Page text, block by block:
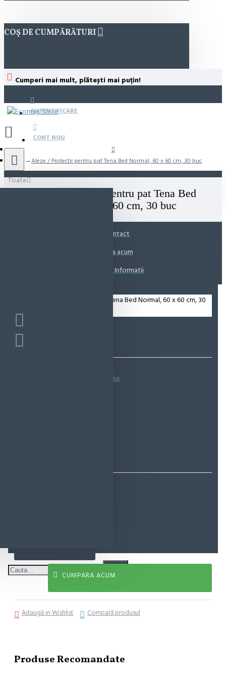
COȘ DE CUMPĂRĂTURI
Cumperi mai mult, plătești mai puțin!
AUTENTIFICARE
CONT NOU
Toate
Aleze / Protectii pentru pat Tena Bed Normal, 60 x 60 cm, 30 buc
Aleze / Protectii pentru pat Tena Bed
Normal, 60 x 60 cm, 30 buc
Contact
Suna acum
Solicita Informatii
Spune-ţi opinia
CUMPARA ACUM
Adaugă in Wishlist Compară produsul
Produse Recomandate